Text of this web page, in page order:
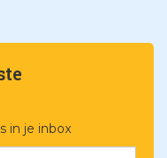
in je inbox